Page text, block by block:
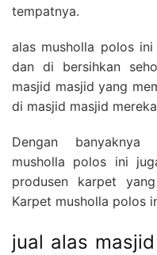
tempatnya.
alas musholla polos
dan di bersihkan
masjid masjid yang
di masjid masjid
Dengan banyaknya
musholla polos ini
produsen karpet
Karpet musholla polos
jual alas